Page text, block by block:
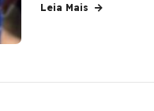
Leia Mais